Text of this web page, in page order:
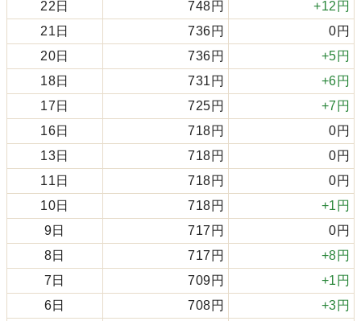
22日 748円
+12円
21日
736円
0円
20日
736円
+5円
18日
731円
+6円
17日
725円
+7円
16日
718円
0円
13日
718円
0円
11日
718円
0円
10日
718円
+1円
9日
717円
0円
8日
717円
+8円
7日
709円
+1円
6日
708円
+3円